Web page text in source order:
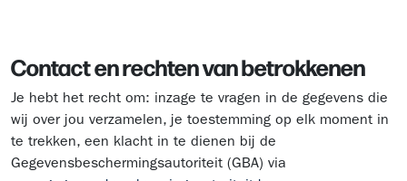
Contact en rechten van betrokkenen
Je hebt het recht om: inzage te vragen in de gegevens die
wij over jou verzamelen, je toestemming op elk moment in
te trekken, een klacht in te dienen bij de
Gegevensbeschermingsautoriteit (GBA) via